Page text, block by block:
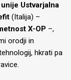
Ustvarjalna
(Italija) –
X-OP –,
orodji in
hkrati pa